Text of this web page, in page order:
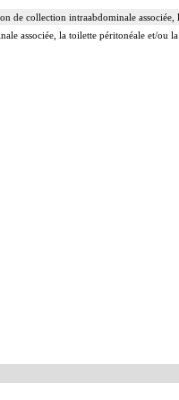
de collection intraabdominale associée,
associée, la toilette péritonéale et/ou la